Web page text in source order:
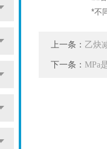
*不
上一条： 乙炔
下一条： MPa